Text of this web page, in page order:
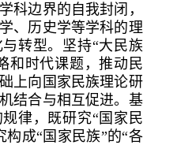
科边界的自我封闭，
、历史学等学科的理
转型。坚持“大民族
和时代课题，推动民
上向国家民族理论研
结合与相互促进。基
律，既研究“国家民
成“国家民族”的“各